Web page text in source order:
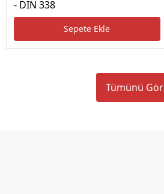
- DIN 338
Sepete Ekle
Tümünü Gör